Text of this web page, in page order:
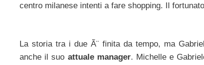
centro milanese intenti a fare shopping. Il
La storia tra i due Ã¨ finita da tempo, ma
anche il suo attuale manager. Michelle e